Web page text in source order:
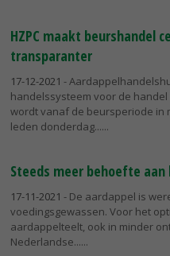
HZPC maakt beurshandel
transparanter
17-12-2021 -
handelssysteem voor de handel
wordt vanaf de beursperiode in
leden donderdag...
Steeds meer behoefte
17-11-2021 - De aardappel is
voedingsgewassen. Voor het
aardappelteelt, ook in minder
Nederlandse...